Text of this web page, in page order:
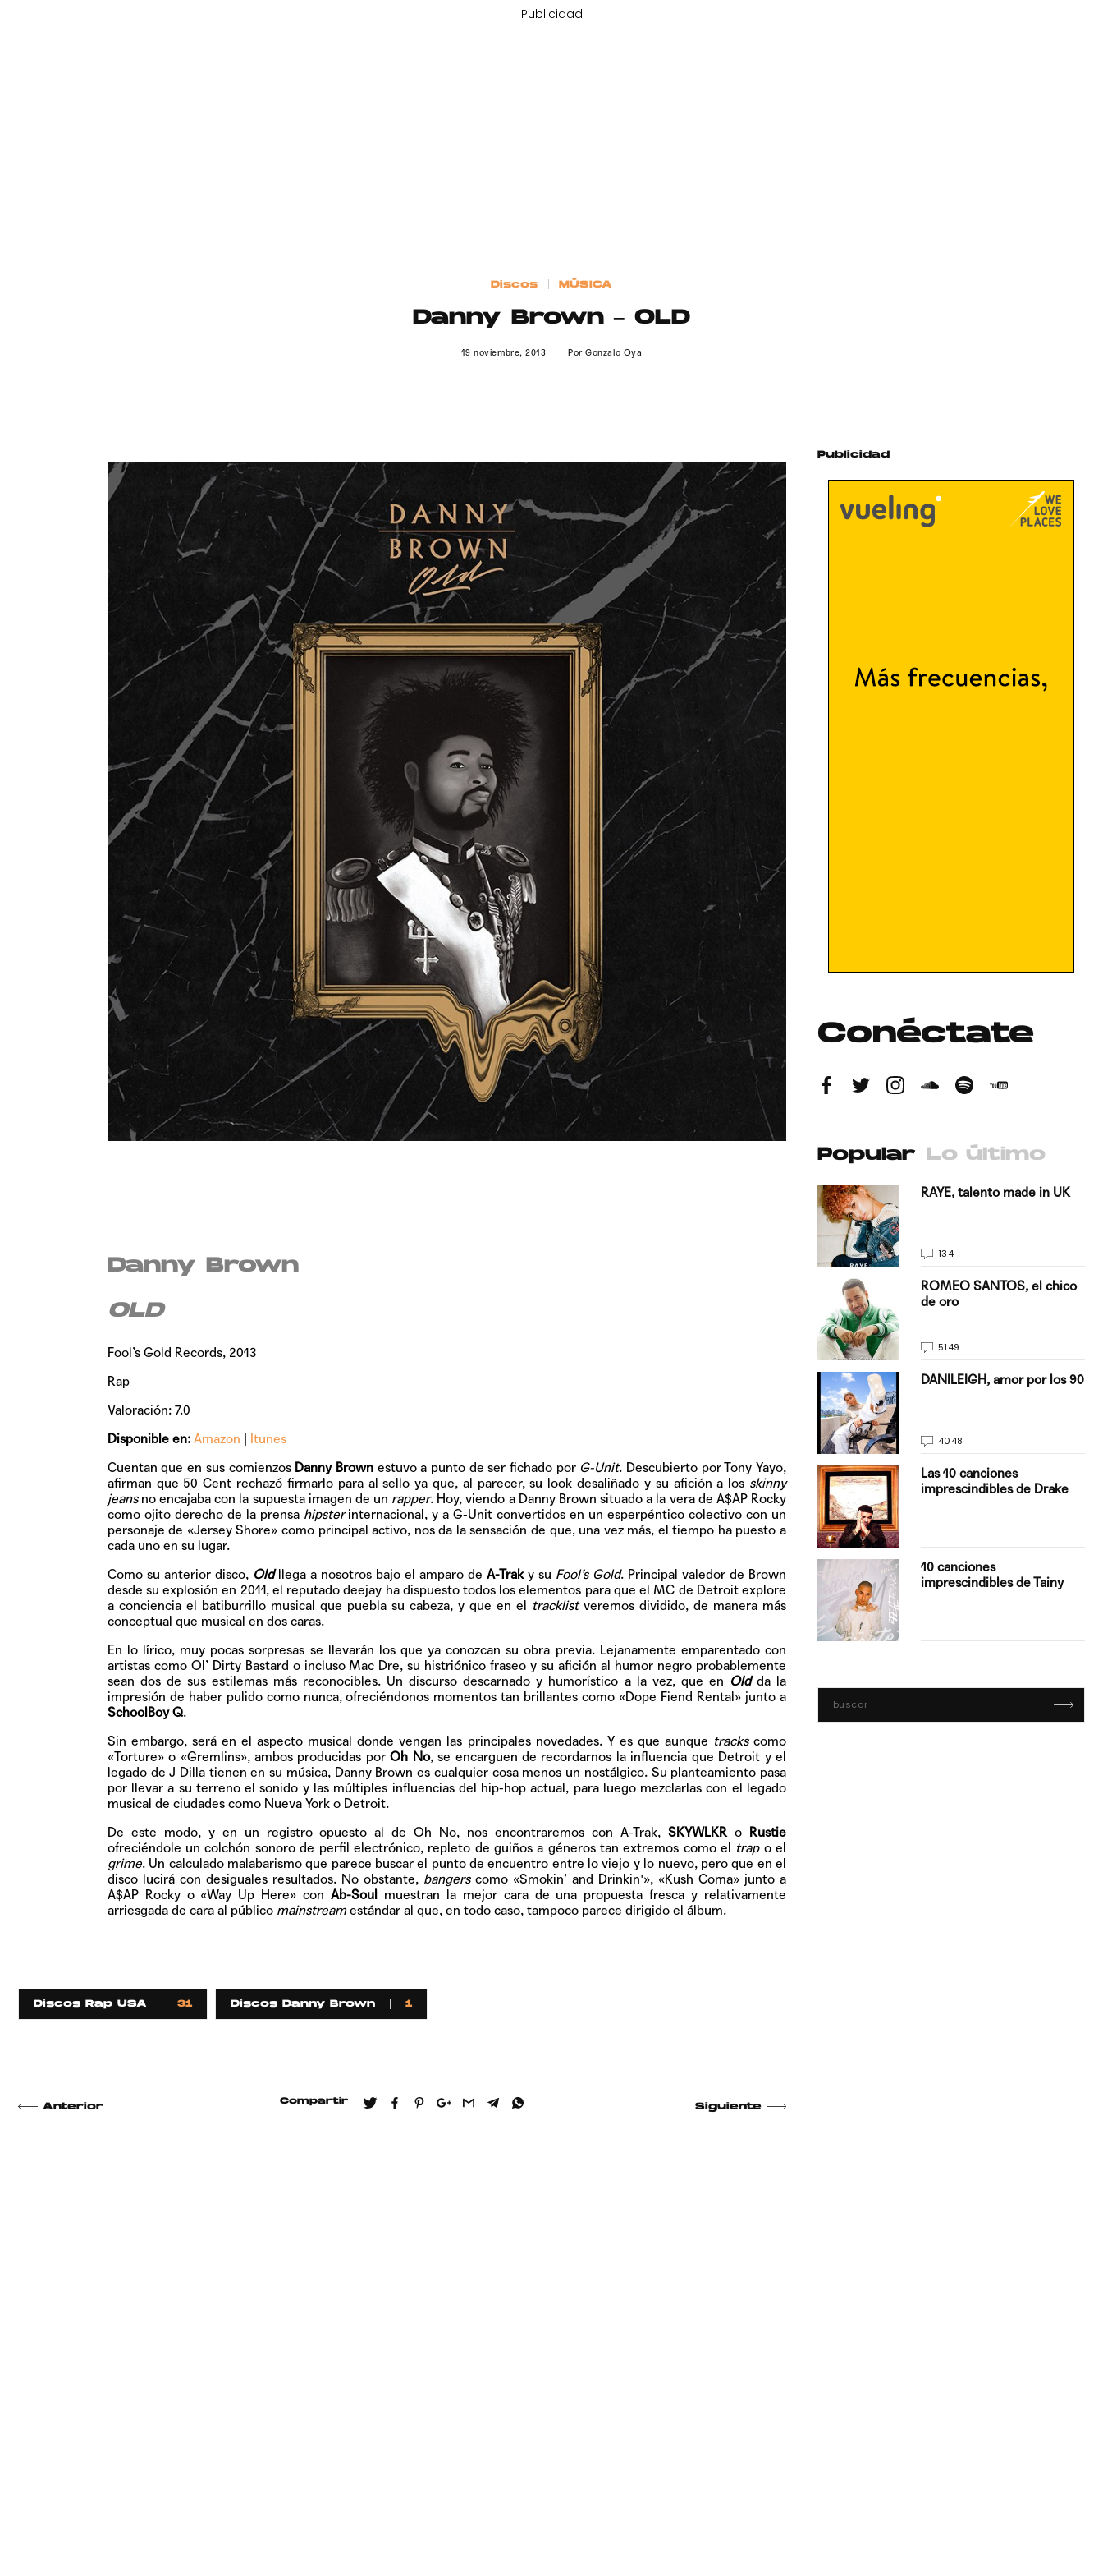
Publicidad
Discos MÚSICA
Danny Brown – OLD
19 noviembre, 2013 PorGonzalo Oya
Danny Brown
OLD
Fool’s Gold Records, 2013
Rap
Valoración: 7.0
Disponible en: Amazon | Itunes
Cuentan que en sus comienzos Danny Brownestuvo a punto de ser fichado por G-Unit. Descubierto por Tony Yayo,
afirman que 50 Cent rechazó firmarlo para al sello ya que, al parecer, su look desaliñado y su afición a los skinny
jeans no encajaba con la supuesta imagen de un rapper. Hoy, viendo a Danny Brown situado a la vera de A$AP Rocky
como ojito derecho de la prensa hipsterinternacional, y a G-Unit convertidos en un esperpéntico colectivo con un
personaje de «Jersey Shore» como principal activo, nos da la sensación de que, una vez más, el tiempo ha puesto a
cada uno en su lugar.
Como su anterior disco, Oldllega a nosotros bajo el amparo de A-Traky su Fool’s Gold. Principal valedor de Brown
desde su explosión en 2011, el reputado deejay ha dispuesto todos los elementos para que el MC de Detroit explore
a conciencia el batiburrillo musical que puebla su cabeza, y que en el tracklistveremos dividido, de manera más
conceptual que musical en dos caras.
En lo lírico, muy pocas sorpresas se llevarán los que ya conozcan su obra previa. Lejanamente emparentado con
artistas como Ol’ Dirty Bastard o incluso Mac Dre, su histriónico fraseo y su afición al humor negro probablemente
sean dos de sus estilemas más reconocibles. Un discurso descarnado y humorístico a la vez, que en Old da la
impresión de haber pulido como nunca, ofreciéndonos momentos tan brillantes como «Dope Fiend Rental» junto a
SchoolBoy Q.
Sin embargo, será en el aspecto musical donde vengan las principales novedades. Y es que aunque trackscomo
«Torture» o «Gremlins», ambos producidas porOh No, se encarguen de recordarnos la influencia que Detroit y el
legado de J Dilla tienen en su música, Danny Brown es cualquier cosa menos un nostálgico. Su planteamiento pasa
por llevar a su terreno el sonido y las múltiples influencias del hip-hop actual, para luego mezclarlas con el legado
musical de ciudades como Nueva York o Detroit.
De este modo, y en un registro opuesto al de Oh No, nos encontraremos con A-Trak,SKYWLKRo Rustie
ofreciéndole un colchón sonoro de perfil electrónico, repleto de guiños a géneros tan extremos como el trap o el
grime. Un calculado malabarismo que parece buscar el punto de encuentro entre lo viejo y lo nuevo, pero que en el
disco lucirá con desiguales resultados. No obstante, bangerscomo «Smokin’ and Drinkin'», «Kush Coma» junto a
A$AP Rocky o «Way Up Here» conAb-Soul muestran la mejor cara de una propuesta fresca y relativamente
arriesgada de cara al público mainstreamestándar al que, en todo caso, tampoco parece dirigido el álbum.
Discos Rap USA 31 Discos Danny Brown 1
Anterior Siguiente
Compartir
Publicidad
Conéctate
Popular Lo último
GRIFF, el futuro del
Pop
sobre 'Bucle', el…
RAYE, talento made in UK
134
ROMEO SANTOS, el chico
de oro
5149
DANILEIGH, amor por los 90
4048
Las 10 canciones
imprescindibles de Drake
10 canciones
imprescindibles de Tainy